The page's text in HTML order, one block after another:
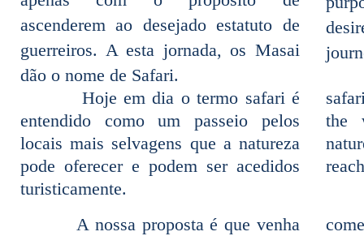
ascenderem ao desejado estatuto de
guerreiros. A esta jornada, os Masai
dão o nome de Safari.
Hoje em dia o termo safari é
entendido como um passeio pelos
locais mais selvagens que a natureza
pode oferecer e podem ser acedidos
turisticamente.
A nossa proposta é que venha
the